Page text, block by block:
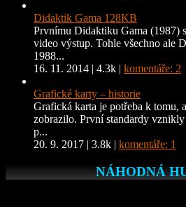
Didaktik Gama 128KB
Prvnímu Didaktiku Gama (1987)
video výstup. Tohle všechno ale
1988...
16. 11. 2014 | 4.3k | komentáře: 2
Grafické karty – historie
Grafická karta je potřeba k tomu,
zobrazilo. První standardy
p...
20. 9. 2017 | 3.8k | komentáře: 1
NÁHODNÁ